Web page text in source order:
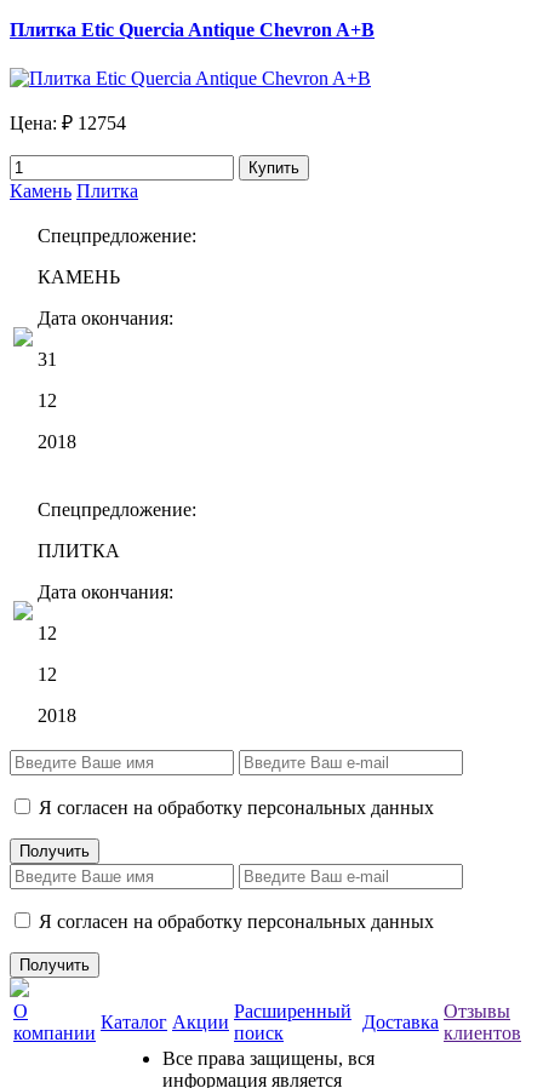
Плитка Etic Quercia Antique Chevron A+B
Цена: ₽ 12754
Купить
Камень Плитка
Спецпредложение:
КАМЕНЬ
Дата окончания:
31
12
2018
Спецпредложение:
ПЛИТКА
Дата окончания:
12
12
2018
Я согласен на обработку персональных данных
Я согласен на обработку персональных данных
О
компании
Каталог Акции
Расширенный
поиск
Доставка
Отзывы
клиентов
Все права защищены, вся
информация является